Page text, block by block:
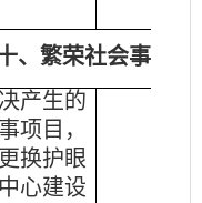
、繁荣社会事业
产生的
项目，
换护眼
心建设